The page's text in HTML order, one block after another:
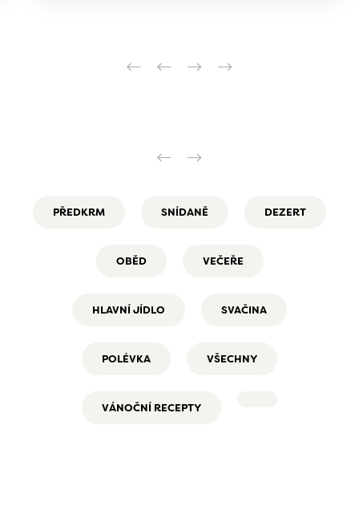
PŘEDKRM SNÍDANĚ DEZERT
OBĚD VEČEŘE
HLAVNÍ JÍDLO SVAČINA
POLÉVKA VŠECHNY
VÁNOČNÍ RECEPTY